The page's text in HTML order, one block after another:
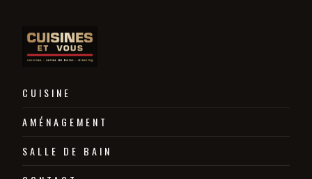
CUISINE
AMÉNAGEMENT
SALLE DE BAIN